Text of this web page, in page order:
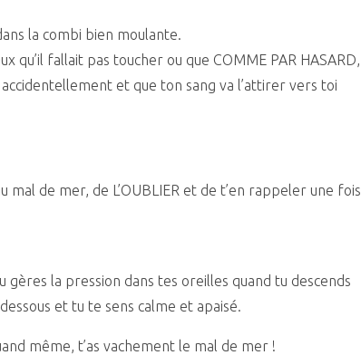
la combi bien moulante.
qu’il fallait pas toucher ou que COMME PAR HASARD,
et que ton sang va l’attirer vers toi
mal de mer, de L’OUBLIER et de t’en rappeler une fois
la pression dans tes oreilles quand tu descends
et tu te sens calme et apaisé.
même, t’as vachement le mal de mer !